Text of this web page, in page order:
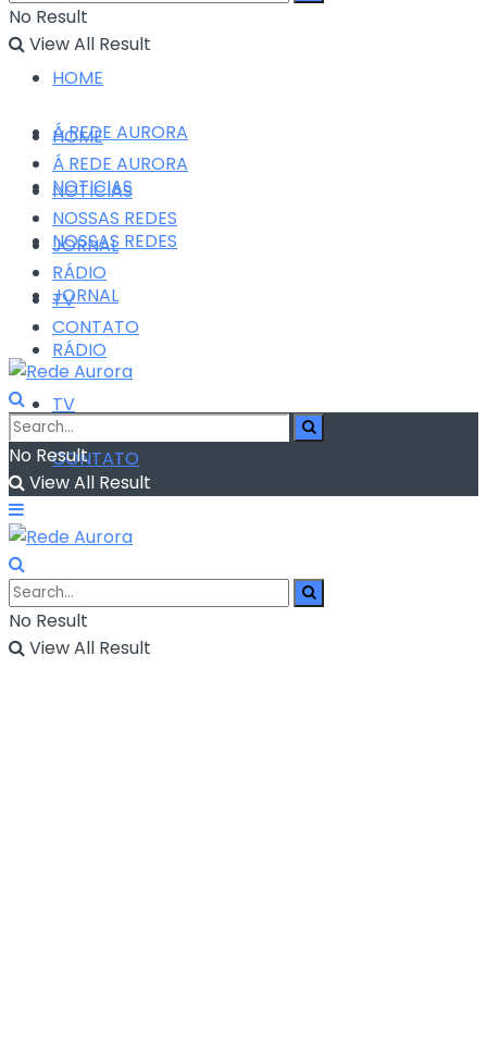
No Result
View All Result
HOME
Á REDE AURORA
NOTICIAS
NOSSAS REDES
JORNAL
RÁDIO
TV
CONTATO
HOME
Á REDE AURORA
NOTICIAS
NOSSAS REDES
JORNAL
RÁDIO
TV
CONTATO
No Result
View All Result
No Result
View All Result